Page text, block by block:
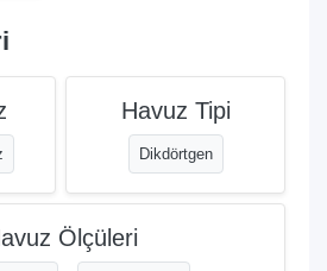
Havuz Tipi
Dikdörtgen
Ölçüleri